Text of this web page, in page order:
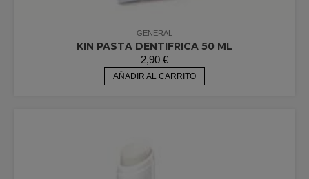
GENERAL
KIN PASTA DENTIFRICA 50 ML
2,90 €
AÑADIR AL CARRITO